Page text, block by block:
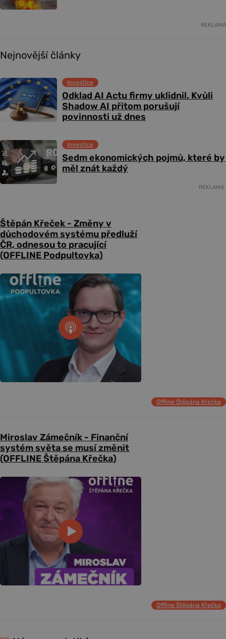
REKLAMA
Nejnovější články
Odklad AI Actu firmy uklidnil. Kvůli
Shadow AI přitom porušují
povinnosti už dnes
Investice
Sedm ekonomických pojmů, které by
měl znát každý
Investice
REKLAMA
Štěpán Křeček - Změny v
důchodovém systému předluží
ČR, odnesou to pracující
(OFFLINE Podpultovka)
Offline Štěpána Křečka
Miroslav Zámečník - Finanční
systém světa se musí změnit
(OFFLINE Štěpána Křečka)
Offline Štěpána Křečka